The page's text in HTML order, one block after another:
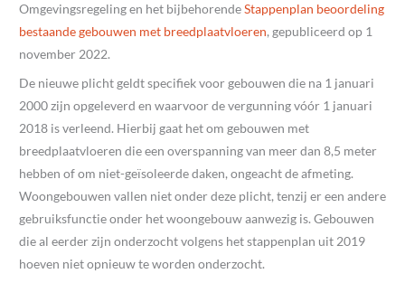
Omgevingsregeling en het bijbehorendeStappenplan beoordeling
bestaande gebouwen met breedplaatvloeren, gepubliceerd op 1
november 2022.
De nieuwe plicht geldt specifiek voor gebouwen die na 1 januari
2000 zijn opgeleverd en waarvoor de vergunning vóór 1 januari
2018 is verleend. Hierbij gaat het om gebouwen met
breedplaatvloeren die een overspanning van meer dan 8,5 meter
hebben of om niet-geïsoleerde daken, ongeacht de afmeting.
Woongebouwen vallen niet onder deze plicht, tenzij er een andere
gebruiksfunctie onder het woongebouw aanwezig is. Gebouwen
die al eerder zijn onderzocht volgens het stappenplan uit 2019
hoeven niet opnieuw te worden onderzocht.